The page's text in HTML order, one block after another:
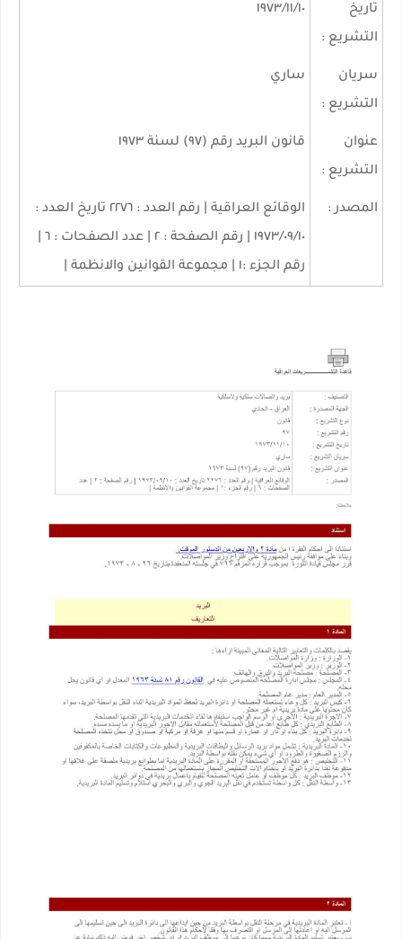
تاريخ
التشريع :
١٩٧٣/١١/١٠
سريان
التشريع :
ساري
عنوان
التشريع :
قانون البريد رقم (٩٧) لسنة ١٩٧٣
المصدر :
الوقائع العراقية | رقم العدد : ٢٢٧٦ تاريخ العدد :
رقم الجزء :١ | مجموعة القوانين والانظمة |